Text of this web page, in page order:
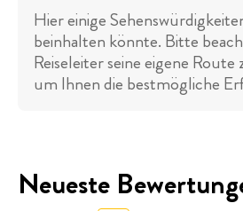
Hier einige
beinhalten könnte. Bitte
Reiseleiter seine eigene
um Ihnen die bestmögliche
Neueste